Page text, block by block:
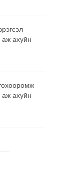
аж ахуйн
аж ахуйн